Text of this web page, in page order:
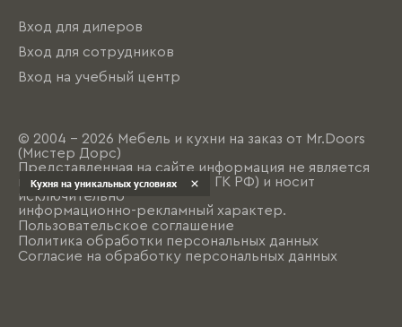
Вход для дилеров
Вход для сотрудников
Вход на учебный центр
© 2004 - 2026 Мебель и кухни на заказ от Mr.Doors
(Мистер Дорс)
Представленная на сайте информация не является
публичной офертой (ст. 437 ГК РФ) и носит
исключительно
информационно-рекламный характер.
Пользовательское соглашение
Политика обработки персональных данных
Согласие на обработку персональных данных
Кухня на уникальных условиях